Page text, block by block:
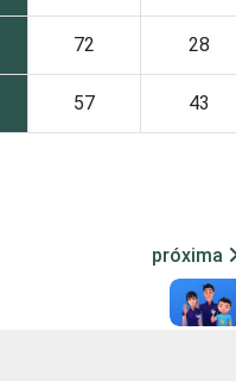
72 28
57 43
próxima